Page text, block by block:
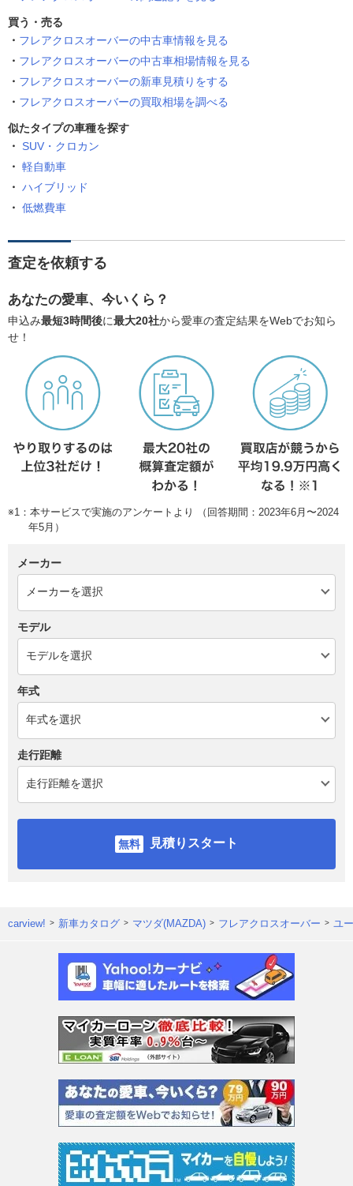
買う・売る
フレアクロスオーバーの中古車情報を見る
フレアクロスオーバーの中古車相場情報を見る
フレアクロスオーバーの新車見積りをする
フレアクロスオーバーの買取相場を調べる
似たタイプの車種を探す
SUV・クロカン
軽自動車
ハイブリッド
低燃費車
査定を依頼する
あなたの愛車、今いくら？
申込み最短3時間後に最大20社から愛車の査定結果をWebでお知ら
せ！
※1：本サービスで実施のアンケートより （回答期間：2023年6月〜2024
年5月）
メーカー
モデル
年式
走行距離
見積りスタート
carview! 新車カタログ マツダ(MAZDA) フレアクロスオーバー ユ